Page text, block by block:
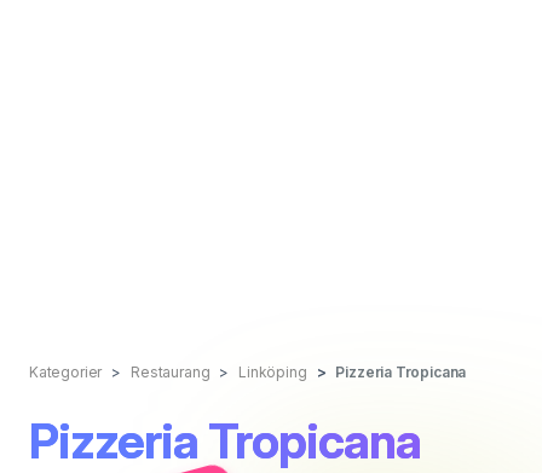
Kategorier Restaurang Linköping Pizzeria Tropicana
Pizzeria Tropicana